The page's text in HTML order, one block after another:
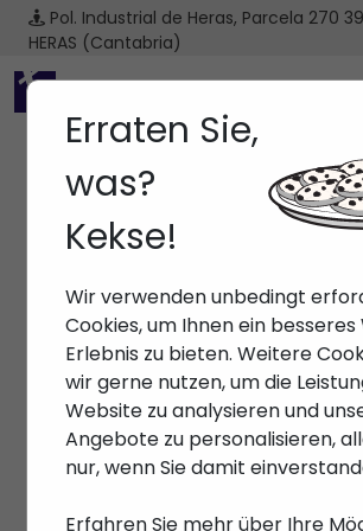
Pol. Industrial de Heras, Parcela 270
HERAS (Cantabria)
Erraten Sie,
was?
Kekse!
Wir verwenden unbedingt
Cookies, um Ihnen ein
Erlebnis zu bieten. Weitere
wir gerne nutzen, um die
Website zu analysieren und
Angebote zu personalisieren,
nur, wenn Sie damit
Erfahren Sie mehr über Ihre